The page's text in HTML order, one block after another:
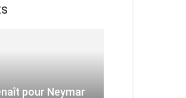
pour Neymar